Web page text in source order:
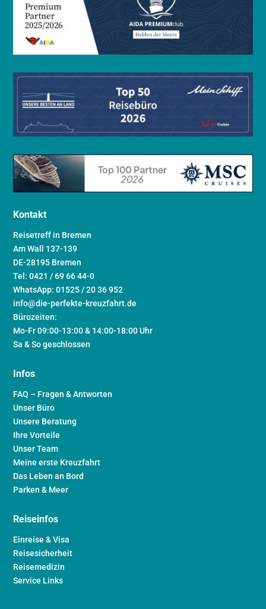
Kontakt
Reisetreff in Bremen
Am Wall 137-139
DE-28195 Bremen
Tel: 0421 / 69 66 44-0
WhatsApp: 01525 / 20 36 952
info@die-perfekte-kreuzfahrt.de
Bürozeiten:
Mo-Fr 09:00-13:00 & 14:00-18:00 Uhr
Sa & So geschlossen
Infos
FAQ – Fragen & Antworten
Unser Büro
Unsere Beratung
Ihre Vorteile
Unser Team
Meine erste Kreuzfahrt
Das Leben an Bord
Parken & Meer
Reiseinfos
Einreise & Visa
Reisesicherheit
Reisemedizin
Service Links